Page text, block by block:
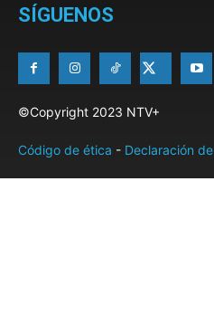
SÍGUENOS
©Copyright 2023 NTV+
Código de ética - Declaración